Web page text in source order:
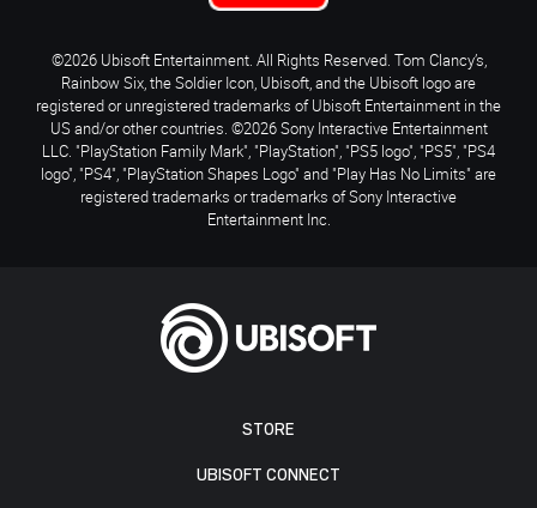
STORE
UBISOFT CONNECT
©2026 Ubisoft Entertainment. All Rights Reserved. Tom Clancy’s,
Rainbow Six, the Soldier Icon, Ubisoft, and the Ubisoft logo are
registered or unregistered trademarks of Ubisoft Entertainment in the
US and/or other countries. ©2026 Sony Interactive Entertainment
LLC. "PlayStation Family Mark", "PlayStation", "PS5 logo", "PS5", "PS4
logo", "PS4", "PlayStation Shapes Logo" and "Play Has No Limits" are
registered trademarks or trademarks of Sony Interactive
Entertainment Inc.